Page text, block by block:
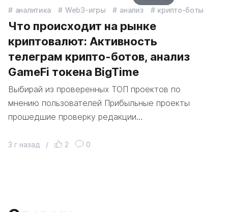
аналитика Web3-игры анализ крипто-боты
Что происходит на рынке
криптовалют: Активность
телеграм крипто-ботов, анализ
GameFi токена BigTime
Выбирай из проверенных ТОП проектов по
мнению пользователей Прибыльные проекты
прошедшие проверку редакции…
3 г назад / 2 0